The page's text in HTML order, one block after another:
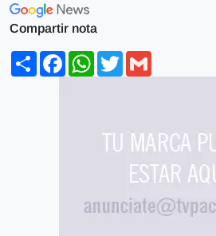
Compartir nota
ShareFacebookWhatsApp
Twitter